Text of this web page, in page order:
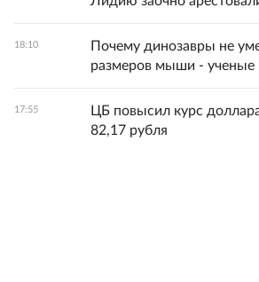
18:10
Почему динозавры не
размеров мыши - ученые
17:55
ЦБ повысил курс
82,17 рубля